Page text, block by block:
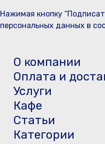
Нажимая кнопку
персональных данных в
О компании
Оплата и
Услуги
Кафе
Статьи
Категории